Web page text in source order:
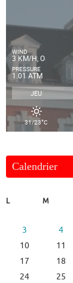
WIND
3 KM/H, O
PRESSURE
1.01 ATM
JEU
31/23°C
Calendrier
L
M
3
4
10
11
17
18
24
25